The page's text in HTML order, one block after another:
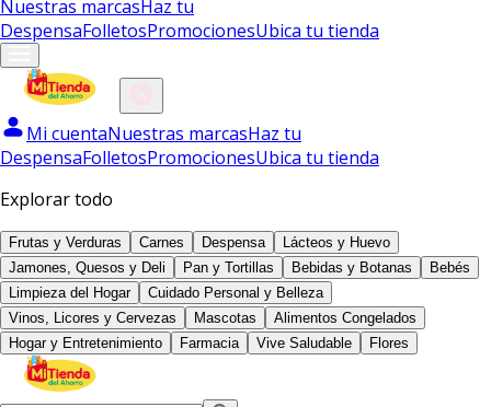
Nuestras marcasHaz tu
DespensaFolletosPromocionesUbica tu tienda
Mi cuentaNuestras marcasHaz tu
DespensaFolletosPromocionesUbica tu tienda
Explorar todo
Frutas y Verduras Carnes Despensa
Lácteos y Huevo
Jamones, Quesos y Deli
Pan y Tortillas Bebidas y Botanas
Bebés
Limpieza del Hogar
Cuidado Personal y Belleza
Vinos, Licores y Cervezas
Mascotas
Alimentos Congelados
Hogar y Entretenimiento
Farmacia Vive Saludable Flores